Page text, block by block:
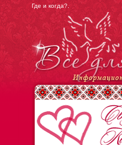
Где и когда?.